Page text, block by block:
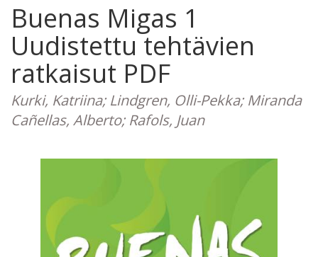
Buenas Migas 1
Uudistettu tehtävien
ratkaisut PDF
Kurki, Katriina; Lindgren, Olli-Pekka; Miranda
Cañellas, Alberto; Rafols, Juan